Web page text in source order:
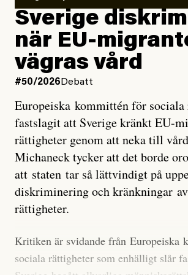
utveckla sig. El Niño är ett
väderfenomen som uppstår när
Stilla havet blir ovanligt varmt. Det
över stora delar av världen och under
forskare allt oftare varnat för att den
Det verkar vara en underdrift, menar
Hausfather.
”Det ser ut som att årets El Niño inte
sannolikhet kommer att bli den
tillförlitliga mätningar inleddes – den
marginal”, skriver han.
Sverige
när EU-
vägras vård
#50/2026 Debatt
Europeiska kommittén för
fastslagit att Sverige kränkt EU-
rättigheter genom att neka till
Michaneck tycker att det borde
att staten tar så lättvindigt på
diskriminering och kränkningar
rättigheter.
Kritiken är svidande från Europeiska
sociala rättigheter som enhälligt slår